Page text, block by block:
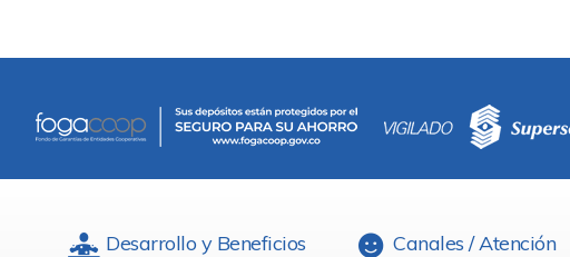
Desarrollo y Beneficios Canales / Atención